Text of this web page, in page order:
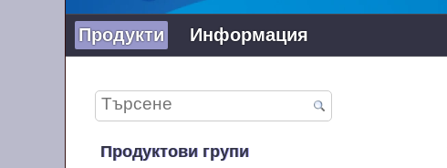
Продукти Информация
Продуктови групи